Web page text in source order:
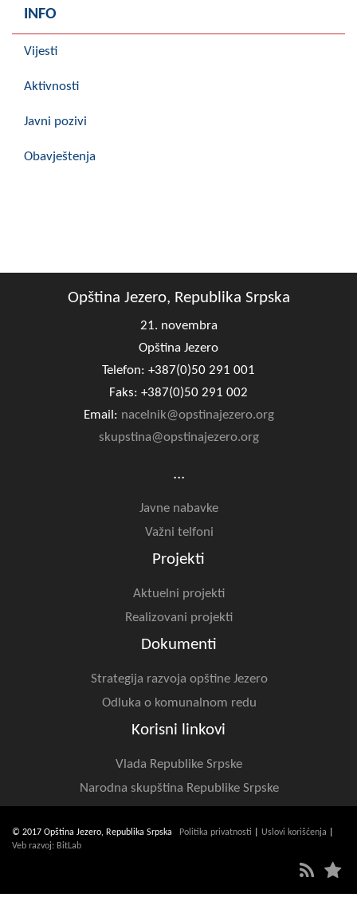
INFO
Vijesti
Aktivnosti
Javni pozivi
Obavještenja
Opština Jezero, Republika Srpska
21. novembra
Opština Jezero
Telefon: +387(0)50 291 001
Faks: +387(0)50 291 002
Email: nacelnik@opstinajezero.org
skupstina@opstinajezero.org
...
Javne nabavke
Važni telfoni
Projekti
Aktuelni projekti
Realizovani projekti
Dokumenti
Strategija razvoja opštine Jezero
Odluka o komunalnom redu
Korisni linkovi
Vlada Republike Srpske
Narodna skupština Republike Srpske
© 2017 Opština Jezero, Republika Srpska Politika privatnosti Uslovi korišćenja
Veb razvoj: BitLab